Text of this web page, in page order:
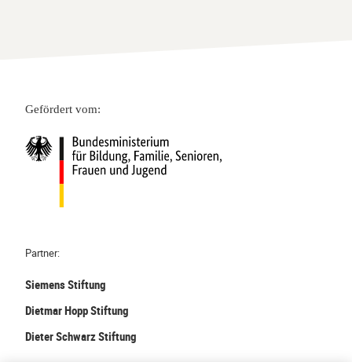
Gefördert vom:
Partner:
Siemens Stiftung
Dietmar Hopp Stiftung
Dieter Schwarz Stiftung